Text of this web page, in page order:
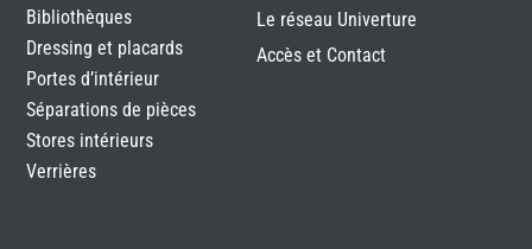
Bibliothèques
Dressing et placards
Portes d’intérieur
Séparations de pièces
Stores intérieurs
Verrières
Le réseau Univerture
Accès et Contact